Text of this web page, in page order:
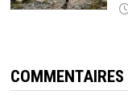
COMMENTAIRES